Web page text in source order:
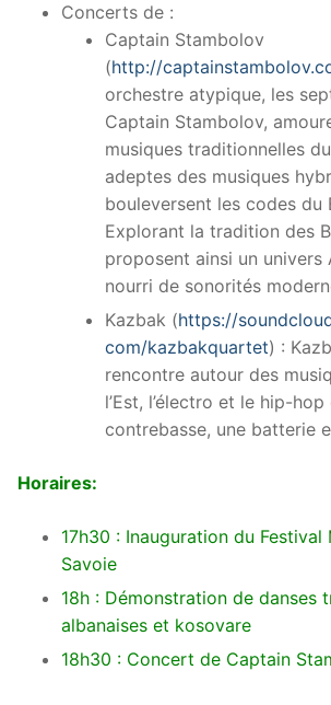
Concerts de :
Captain Stambolov
(http://
orchestre atypique, les
Captain Stambolov,
musiques traditionnelles
adeptes des musiques
bouleversent les codes du
Explorant la tradition des
proposent ainsi un univers
nourri de sonorités
Kazbak (https://
com/kazbakquartet) :
rencontre autour des
l’Est, l’électro et le hip-
contrebasse, une batterie
Horaires:
17h30 : Inauguration du Festival
Savoie
18h : Démonstration de danses
albanaises et kosovare
18h30 : Concert de Captain